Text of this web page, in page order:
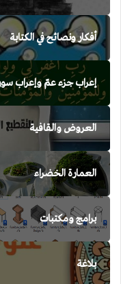
أفكار ونصائح في الكتابة
إعراب جزء عمّ وإعراب
العروض والقافية
العمارة الخضراء
برامج ومكتبات
بلاغة